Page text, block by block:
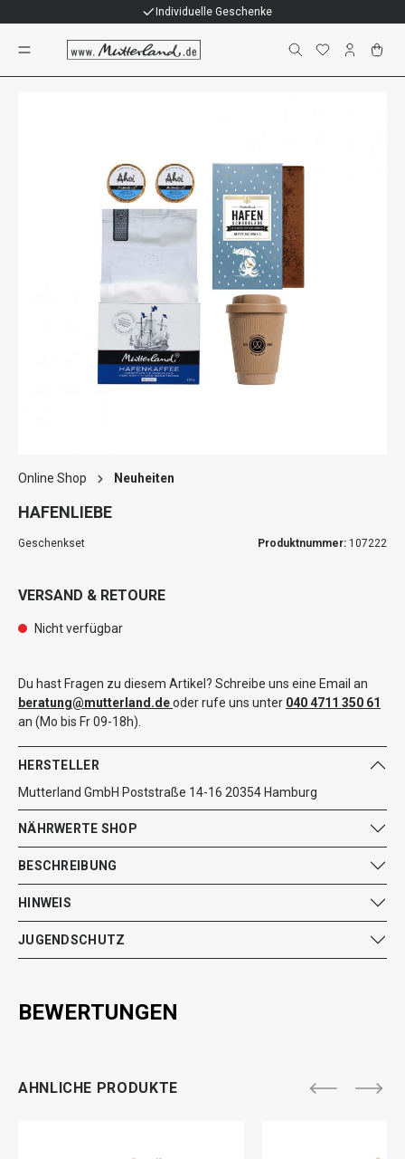
Individuelle Geschenke
Online Shop Neuheiten
HAFENLIEBE
Geschenkset Produktnummer: 107222
VERSAND & RETOURE
Nicht verfügbar
Du hast Fragen zu diesem Artikel? Schreibe uns eine Email an
beratung@mutterland.deoder rufe uns unter 040 4711 350 61
an (Mo bis Fr 09-18h).
HERSTELLER
Mutterland GmbH Poststraße 14-16 20354 Hamburg
NÄHRWERTE SHOP
BESCHREIBUNG
HINWEIS
JUGENDSCHUTZ
BEWERTUNGEN
AHNLICHE PRODUKTE